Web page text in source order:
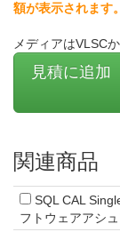
額が表示されます。
メディアはVLSC
見積に追加
関連商品
SQL CAL
フトウェアアシ